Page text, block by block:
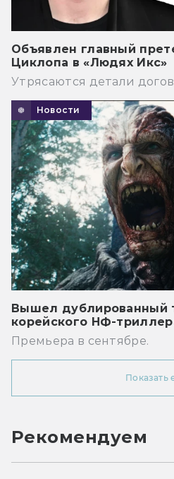
Объявлен главный
Циклопа в «Людях Икс»
Утрясаются детали
Новости
Вышел дублированный
корейского НФ-
Премьера в сентябре.
Показать
Рекомендуем